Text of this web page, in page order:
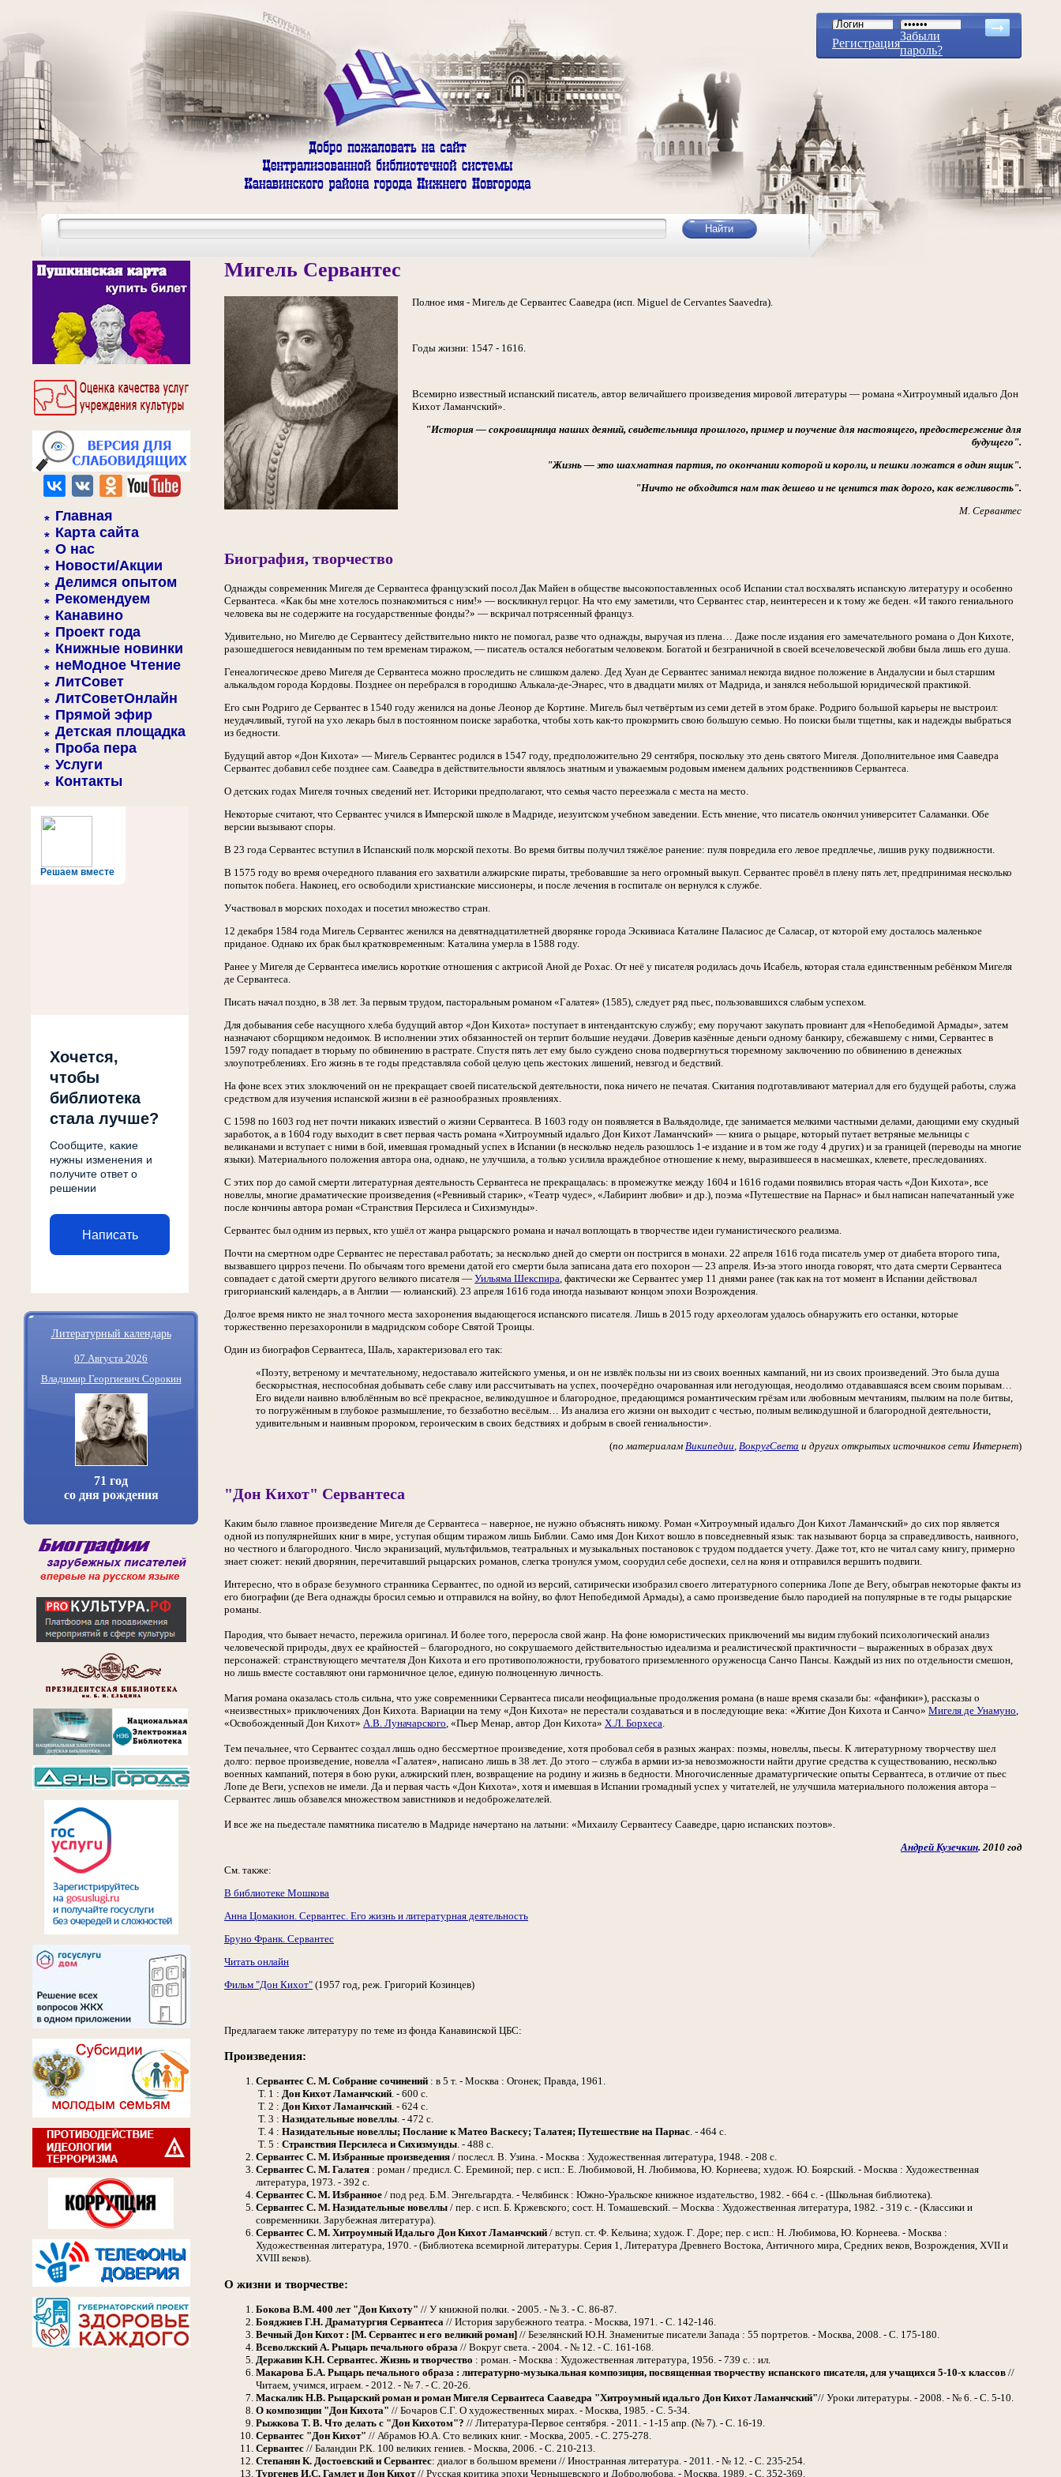
Регистрация
Забыли
пароль?
Главная
Карта сайта
О нас
Новости/Акции
Делимся опытом
Рекомендуем
Канавино
Проект года
Книжные новинки
неМодное Чтение
ЛитСовет
ЛитСоветОнлайн
Прямой эфир
Детская площадка
Проба пера
Услуги
Контакты
Решаем вместе
Хочется,
чтобы
библиотека
стала лучше?
Сообщите, какие
нужны изменения и
получите ответ о
решении
Написать
Литературный календарь
07 Августа 2026
Владимир Георгиевич Сорокин
71 год
со дня рождения
Мигель Сервантес
Полное имя - Мигель де Сервантес Сааведра (исп. Miguel de Cervantes Saavedra).
Годы жизни: 1547 - 1616.
Всемирно известный испанский писатель, автор величайшего произведения мировой литературы — романа «Хитроумный идальго Дон
Кихот Ламанчский».
"История — сокровищница наших деяний, свидетельница прошлого, пример и поучение для настоящего, предостережение для
будущего".
"Жизнь — это шахматная партия, по окончании которой и короли, и пешки ложатся в один ящик".
"Ничто не обходится нам так дешево и не ценится так дорого, как вежливость".
М. Сервантес
Биография, творчество
Однажды современник Мигеля де Сервантеса французский посол Дак Майен в обществе высокопоставленных особ Испании стал восхвалять испанскую литературу и особенно
Сервантеса. «Как бы мне хотелось познакомиться с ним!» — воскликнул герцог. На что ему заметили, что Сервантес стар, неинтересен и к тому же беден. «И такого гениального
человека вы не содержите на государственные фонды?» — вскричал потрясенный француз.
Удивительно, но Мигелю де Сервантесу действительно никто не помогал, разве что однажды, выручая из плена… Даже после издания его замечательного романа о Дон Кихоте,
разошедшегося невиданным по тем временам тиражом, — писатель остался небогатым человеком. Богатой и безграничной в своей всечеловеческой любви была лишь его душа.
Генеалогическое древо Мигеля де Сервантеса можно проследить не слишком далеко. Дед Хуан де Сервантес занимал некогда видное положение в Андалусии и был старшим
алькальдом города Кордовы. Позднее он перебрался в городишко Алькала-де-Энарес, что в двадцати милях от Мадрида, и занялся небольшой юридической практикой.
Его сын Родриго де Сервантес в 1540 году женился на донье Леонор де Кортине. Мигель был четвёртым из семи детей в этом браке. Родриго большой карьеры не выстроил:
неудачливый, тугой на ухо лекарь был в постоянном поиске заработка, чтобы хоть как-то прокормить свою большую семью. Но поиски были тщетны, как и надежды выбраться
из бедности.
Будущий автор «Дон Кихота» — Мигель Сервантес родился в 1547 году, предположительно 29 сентября, поскольку это день святого Мигеля. Дополнительное имя Сааведра
Сервантес добавил себе позднее сам. Сааведра в действительности являлось знатным и уважаемым родовым именем дальних родственников Сервантеса.
О детских годах Мигеля точных сведений нет. Историки предполагают, что семья часто переезжала с места на место.
Некоторые считают, что Сервантес учился в Имперской школе в Мадриде, иезуитском учебном заведении. Есть мнение, что писатель окончил университет Саламанки. Обе
версии вызывают споры.
В 23 года Сервантес вступил в Испанский полк морской пехоты. Во время битвы получил тяжёлое ранение: пуля повредила его левое предплечье, лишив руку подвижности.
В 1575 году во время очередного плавания его захватили алжирские пираты, требовавшие за него огромный выкуп. Сервантес провёл в плену пять лет, предпринимая несколько
попыток побега. Наконец, его освободили христианские миссионеры, и после лечения в госпитале он вернулся к службе.
Участвовал в морских походах и посетил множество стран.
12 декабря 1584 года Мигель Сервантес женился на девятнадцатилетней дворянке города Эскивиаса Каталине Паласиос де Саласар, от которой ему досталось маленькое
приданое. Однако их брак был кратковременным: Каталина умерла в 1588 году.
Ранее у Мигеля де Сервантеса имелись короткие отношения с актрисой Аной де Рохас. От неё у писателя родилась дочь Исабель, которая стала единственным ребёнком Мигеля
де Сервантеса.
Писать начал поздно, в 38 лет. За первым трудом, пасторальным романом «Галатея» (1585), следует ряд пьес, пользовавшихся слабым успехом.
Для добывания себе насущного хлеба будущий автор «Дон Кихота» поступает в интендантскую службу; ему поручают закупать провиант для «Непобедимой Армады», затем
назначают сборщиком недоимок. В исполнении этих обязанностей он терпит большие неудачи. Доверив казённые деньги одному банкиру, сбежавшему с ними, Сервантес в
1597 году попадает в тюрьму по обвинению в растрате. Спустя пять лет ему было суждено снова подвергнуться тюремному заключению по обвинению в денежных
злоупотреблениях. Его жизнь в те годы представляла собой целую цепь жестоких лишений, невзгод и бедствий.
На фоне всех этих злоключений он не прекращает своей писательской деятельности, пока ничего не печатая. Скитания подготавливают материал для его будущей работы, служа
средством для изучения испанской жизни в её разнообразных проявлениях.
С 1598 по 1603 год нет почти никаких известий о жизни Сервантеса. В 1603 году он появляется в Вальядолиде, где занимается мелкими частными делами, дающими ему скудный
заработок, а в 1604 году выходит в свет первая часть романа «Хитроумный идальго Дон Кихот Ламанчский» — книга о рыцаре, который путает ветряные мельницы с
великанами и вступает с ними в бой, имевшая громадный успех в Испании (в несколько недель разошлось 1-е издание и в том же году 4 других) и за границей (переводы на многие
языки). Материального положения автора она, однако, не улучшила, а только усилила враждебное отношение к нему, выразившееся в насмешках, клевете, преследованиях.
С этих пор до самой смерти литературная деятельность Сервантеса не прекращалась: в промежутке между 1604 и 1616 годами появились вторая часть «Дон Кихота», все
новеллы, многие драматические произведения («Ревнивый старик», «Театр чудес», «Лабиринт любви» и др.), поэма «Путешествие на Парнас» и был написан напечатанный уже
после кончины автора роман «Странствия Персилеса и Сихизмунды».
Сервантес был одним из первых, кто ушёл от жанра рыцарского романа и начал воплощать в творчестве идеи гуманистического реализма.
Почти на смертном одре Сервантес не переставал работать; за несколько дней до смерти он постригся в монахи. 22 апреля 1616 года писатель умер от диабета второго типа,
вызвавшего цирроз печени. По обычаям того времени датой его смерти была записана дата его похорон — 23 апреля. Из-за этого иногда говорят, что дата смерти Сервантеса
совпадает с датой смерти другого великого писателя — Уильяма Шекспира, фактически же Сервантес умер 11 днями ранее (так как на тот момент в Испании действовал
григорианский календарь, а в Англии — юлианский). 23 апреля 1616 года иногда называют концом эпохи Возрождения.
Долгое время никто не знал точного места захоронения выдающегося испанского писателя. Лишь в 2015 году археологам удалось обнаружить его останки, которые
торжественно перезахоронили в мадридском соборе Святой Троицы.
Один из биографов Сервантеса, Шаль, характеризовал его так:
«Поэту, ветреному и мечтательному, недоставало житейского уменья, и он не извлёк пользы ни из своих военных кампаний, ни из своих произведений. Это была душа
бескорыстная, неспособная добывать себе славу или рассчитывать на успех, поочерёдно очарованная или негодующая, неодолимо отдававшаяся всем своим порывам…
Его видели наивно влюблённым во всё прекрасное, великодушное и благородное, предающимся романтическим грёзам или любовным мечтаниям, пылким на поле битвы,
то погружённым в глубокое размышление, то беззаботно весёлым… Из анализа его жизни он выходит с честью, полным великодушной и благородной деятельности,
удивительным и наивным пророком, героическим в своих бедствиях и добрым в своей гениальности».
(по материалам Википедии, ВокругСвета и других открытых источников сети Интернет)
"Дон Кихот" Сервантеса
Каким было главное произведение Мигеля де Сервантеса – наверное, не нужно объяснять никому. Роман «Хитроумный идальго Дон Кихот Ламанчский» до сих пор является
одной из популярнейших книг в мире, уступая общим тиражом лишь Библии. Само имя Дон Кихот вошло в повседневный язык: так называют борца за справедливость, наивного,
но честного и благородного. Число экранизаций, мультфильмов, театральных и музыкальных постановок с трудом поддается учету. Даже тот, кто не читал саму книгу, примерно
знает сюжет: некий дворянин, перечитавший рыцарских романов, слегка тронулся умом, соорудил себе доспехи, сел на коня и отправился вершить подвиги.
Интересно, что в образе безумного странника Сервантес, по одной из версий, сатирически изобразил своего литературного соперника Лопе де Вегу, обыграв некоторые факты из
его биографии (де Вега однажды бросил семью и отправился на войну, во флот Непобедимой Армады), а само произведение было пародией на популярные в те годы рыцарские
романы.
Пародия, что бывает нечасто, пережила оригинал. И более того, переросла свой жанр. На фоне юмористических приключений мы видим глубокий психологический анализ
человеческой природы, двух ее крайностей – благородного, но сокрушаемого действительностью идеализма и реалистической практичности – выраженных в образах двух
персонажей: странствующего мечтателя Дон Кихота и его противоположности, грубоватого приземленного оруженосца Санчо Пансы. Каждый из них по отдельности смешон,
но лишь вместе составляют они гармоничное целое, единую полноценную личность.
Магия романа оказалась столь сильна, что уже современники Сервантеса писали неофициальные продолжения романа (в наше время сказали бы: «фанфики»), рассказы о
«неизвестных» приключениях Дон Кихота. Вариации на тему «Дон Кихота» не перестали создаваться и в последующие века: «Житие Дон Кихота и Санчо» Мигеля де Унамуно,
«Освобожденный Дон Кихот» А.В. Луначарского, «Пьер Менар, автор Дон Кихота» Х.Л. Борхеса.
Тем печальнее, что Сервантес создал лишь одно бессмертное произведение, хотя пробовал себя в разных жанрах: поэмы, новеллы, пьесы. К литературному творчеству шел
долго: первое произведение, новелла «Галатея», написано лишь в 38 лет. До этого – служба в армии из-за невозможности найти другие средства к существованию, несколько
военных кампаний, потеря в бою руки, алжирский плен, возвращение на родину и жизнь в бедности. Многочисленные драматургические опыты Сервантеса, в отличие от пьес
Лопе де Веги, успехов не имели. Да и первая часть «Дон Кихота», хотя и имевшая в Испании громадный успех у читателей, не улучшила материального положения автора –
Сервантес лишь обзавелся множеством завистников и недоброжелателей.
И все же на пьедестале памятника писателю в Мадриде начертано на латыни: «Михаилу Сервантесу Сааведре, царю испанских поэтов».
Андрей Кузечкин. 2010 год
См. также:
В библиотеке Мошкова
Анна Цомакион. Сервантес. Его жизнь и литературная деятельность
Бруно Франк. Сервантес
Читать онлайн
Фильм "Дон Кихот" (1957 год, реж. Григорий Козинцев)
Предлагаем также литературу по теме из фонда Канавинской ЦБС:
Произведения:
Сервантес С. М. Собрание сочинений : в 5 т. - Москва : Огонек; Правда, 1961.
Т. 1 : Дон Кихот Ламанчский. - 600 с.
Т. 2 : Дон Кихот Ламанчский. - 624 с.
Т. 3 : Назидательные новеллы. - 472 с.
Т. 4 : Назидательные новеллы; Послание к Матео Васкесу; Талатея; Путешествие на Парнас. - 464 с.
Т. 5 : Странствия Персилеса и Сихизмунды. - 488 с.
Сервантес С. М. Избранные произведения / послесл. В. Узина. - Москва : Художественная литература, 1948. - 208 с.
Сервантес С. М. Галатея : роман / предисл. С. Ереминой; пер. с исп.: Е. Любимовой, Н. Любимова, Ю. Корнеева; худож. Ю. Боярский. - Москва : Художественная
литература, 1973. - 392 с.
Сервантес С. М. Избранное / под ред. Б.М. Энгельгардта. - Челябинск : Южно-Уральское книжное издательство, 1982. - 664 с. - (Школьная библиотека).
Сервантес С. М. Назидательные новеллы / пер. с исп. Б. Кржевского; сост. Н. Томашевский. – Москва : Художественная литература, 1982. - 319 с. - (Классики и
современники. Зарубежная литература).
Сервантес С. М. Хитроумный Идальго Дон Кихот Ламанчский / вступ. ст. Ф. Кельина; худож. Г. Доре; пер. с исп.: Н. Любимова, Ю. Корнеева. - Москва :
Художественная литература, 1970. - (Библиотека всемирной литературы. Серия 1, Литература Древнего Востока, Античного мира, Средних веков, Возрождения, XVII и
XVIII веков).
О жизни и творчестве:
Бокова В.М. 400 лет "Дон Кихоту" // У книжной полки. - 2005. - № 3. - С. 86-87.
Бояджиев Г.Н. Драматургия Сервантеса // История зарубежного театра. - Москва, 1971. - С. 142-146.
Вечный Дон Кихот : [М. Сервантес и его великий роман] // Безелянский Ю.Н. Знаменитые писатели Запада : 55 портретов. - Москва, 2008. - C. 175-180.
Всеволжский А. Рыцарь печального образа // Вокруг света. - 2004. - № 12. - С. 161-168.
Державин К.Н. Сервантес. Жизнь и творчество : роман. - Москва : Художественная литература, 1956. - 739 с. : ил.
Макарова Б.А. Рыцарь печального образа : литературно-музыкальная композиция, посвященная творчеству испанского писателя, для учащихся 5-10-х классов //
Читаем, учимся, играем. - 2012. - № 7. - С. 20-26.
Маскалик Н.В. Рыцарский роман и роман Мигеля Сервантеса Сааведра "Хитроумный идальго Дон Кихот Ламанчский"// Уроки литературы. - 2008. - № 6. - С. 5-10.
О композиции "Дон Кихота" // Бочаров С.Г. О художественных мирах. - Москва, 1985. - С. 5-34.
Рыжкова Т. В. Что делать с "Дон Кихотом"? // Литература-Первое сентября. - 2011. - 1-15 апр. (№ 7). - С. 16-19.
Сервантес "Дон Кихот" // Абрамов Ю.А. Сто великих книг. - Москва, 2005. - С. 275-278.
Сервантес // Баландин Р.К. 100 великих гениев. - Москва, 2006. - С. 210-213.
Степанян К. Достоевский и Сервантес: диалог в большом времени // Иностранная литература. - 2011. - № 12. - С. 235-254.
Тургенев И.С. Гамлет и Дон Кихот// Русская критика эпохи Чернышевского и Добролюбова. - Москва, 1989. - С. 352-369.